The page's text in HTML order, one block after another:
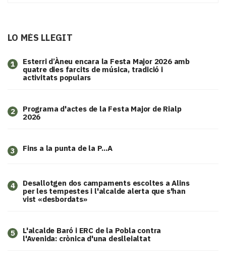
LO MÉS LLEGIT
1
Esterri d’Àneu encara la Festa Major 2026 amb
quatre dies farcits de música, tradició i
activitats populars
2
Programa d'actes de la Festa Major de Rialp
2026
3 Fins a la punta de la P...A
4
​Desallotgen dos campaments escoltes a Alins
per les tempestes i l'alcalde alerta que s'han
vist «desbordats»
5
L'alcalde Baró i ERC de la Pobla contra
l'Avenida: crònica d'una deslleialtat